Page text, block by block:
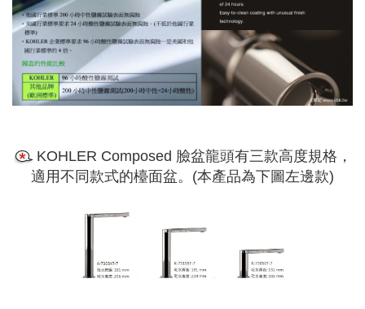
​ KOHLER Composed 臉盆龍頭有三款高度規格，
適用不同款式的檯面盆。(本產品為下圖左邊款)